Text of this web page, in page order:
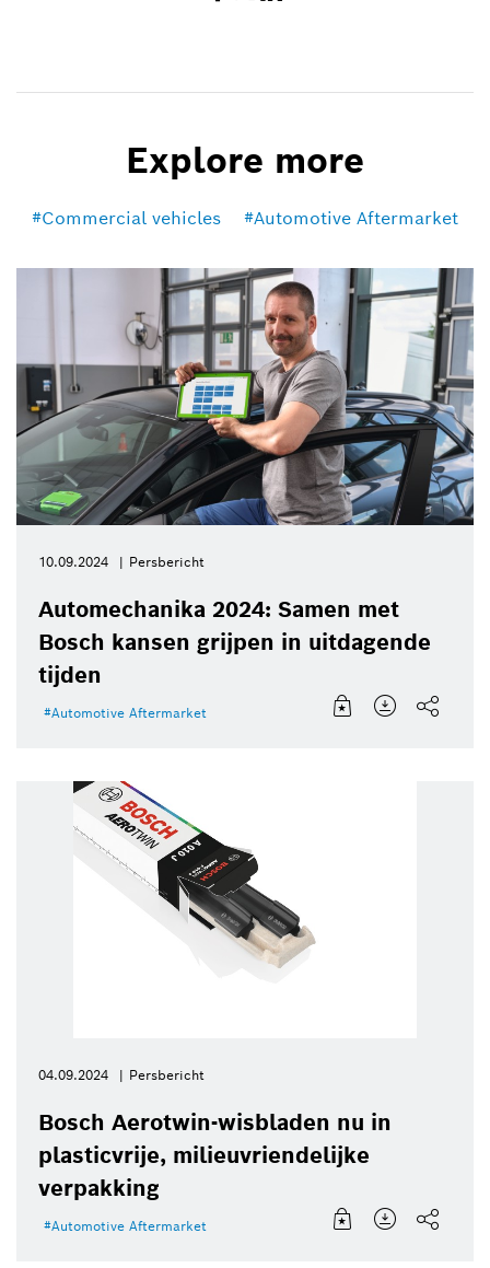
Explore more
Commercial vehicles Automotive Aftermarket
10.09.2024 Persbericht
Automechanika 2024: Samen met
Bosch kansen grijpen in uitdagende
tijden
Automotive Aftermarket
04.09.2024 Persbericht
Bosch Aerotwin-wisbladen nu in
plasticvrije, milieuvriendelijke
verpakking
Automotive Aftermarket